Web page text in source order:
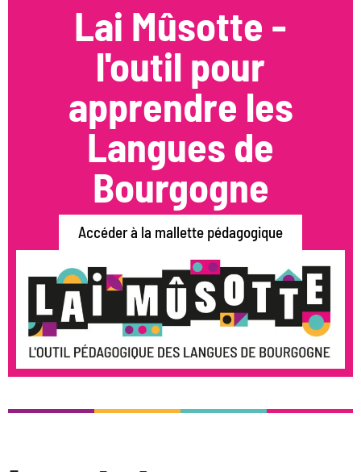
Lai Mûsotte -
l'outil pour
apprendre les
Langues de
Bourgogne
Accéder à la mallette pédagogique